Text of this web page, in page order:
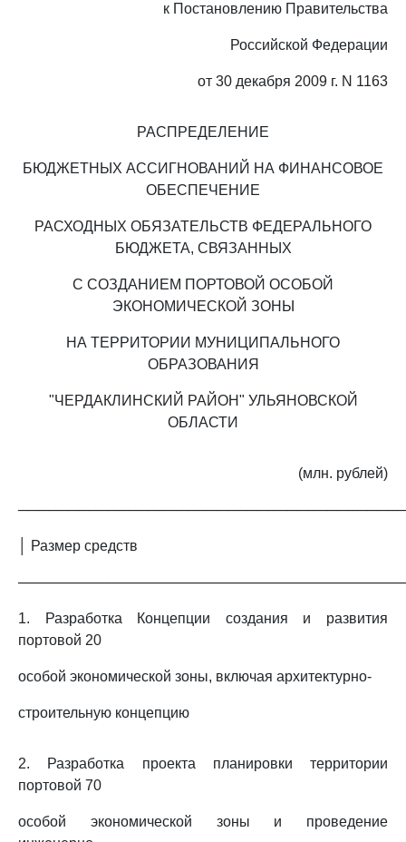
к Постановлению Правительства
Российской Федерации
от 30 декабря 2009 г. N 1163
РАСПРЕДЕЛЕНИЕ
БЮДЖЕТНЫХ АССИГНОВАНИЙ НА ФИНАНСОВОЕ
ОБЕСПЕЧЕНИЕ
РАСХОДНЫХ ОБЯЗАТЕЛЬСТВ ФЕДЕРАЛЬНОГО
БЮДЖЕТА, СВЯЗАННЫХ
С СОЗДАНИЕМ ПОРТОВОЙ ОСОБОЙ
ЭКОНОМИЧЕСКОЙ ЗОНЫ
НА ТЕРРИТОРИИ МУНИЦИПАЛЬНОГО
ОБРАЗОВАНИЯ
"ЧЕРДАКЛИНСКИЙ РАЙОН" УЛЬЯНОВСКОЙ
ОБЛАСТИ
(млн. рублей)
│ Размер средств
1. Разработка Концепции создания и развития
портовой 20
особой экономической зоны, включая архитектурно-
строительную концепцию
2. Разработка проекта планировки территории
портовой 70
особой экономической зоны и проведение